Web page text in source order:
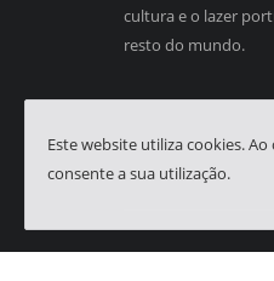
cultura e o lazer
resto do mundo.
Este website utiliza cookies.
consente a sua utilização.